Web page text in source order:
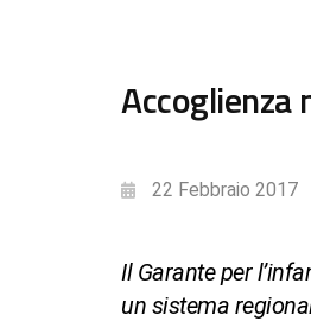
Accoglienza
22 Febbraio 2017
Il Garante per
un sistema